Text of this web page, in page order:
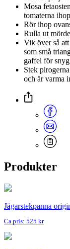
Mosa
tomaterna
Rör ihop
Rulla ut
Vik över så
som små
gaffel för
Stek
och är varma
Produkter
Jägarstekpanna
Ca.pris: 525 kr